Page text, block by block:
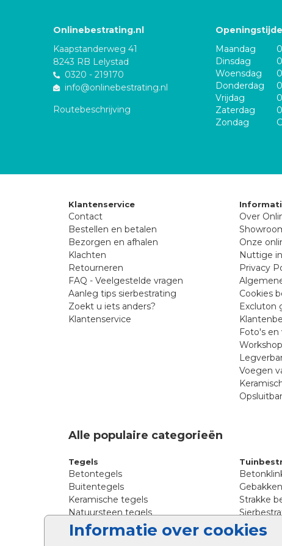
Informatie over cookies
Onlinebestrating.nl
Kaapstanderweg 41
8243 RB Lelystad
0320 - 219170
info@onlinebestrating.nl
Routebeschrijving
Maandag
Dinsdag
Woensdag
Donderdag
Vrijdag
Zaterdag
Zondag
Klantenservice
Contact
Bestellen en betalen
Bezorgen en afhalen
Klachten
Retourneren
FAQ - Veelgestelde vragen
Aanleg tips sierbestrating
Zoekt u iets anders?
Klantenservice
Over
Onze
Nuttige
Privacy
Cookies
Excluton
Foto's en
Voegen
Alle populaire categorieën
Tegels
Betontegels
Buitentegels
Keramische tegels
Natuursteen tegels
Siertegels
Stoeptegels
Strakke